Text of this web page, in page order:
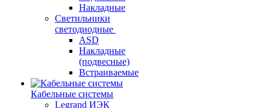
Накладные
Светильники
светодиодные
ASD
Накладные
(подвесные)
Встраиваемые
Кабельные системы
Legrand ИЭК